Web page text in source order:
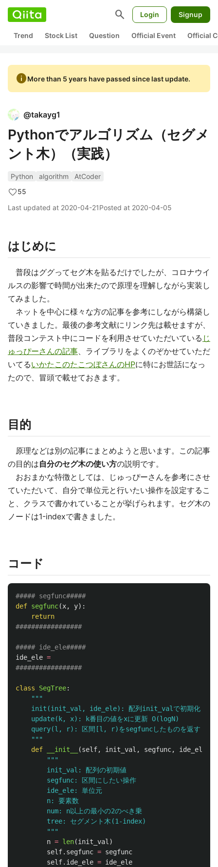
search Login Signup
Trend Stock List Question Official Event Official
infoMore than 5 years have passed since last update.
@takayg1
Pythonでアルゴリズム（セグメ
ント木）（実践）
Python algorithm
AtCoder
55
Last updated at 2020-04-21Posted at 2020-04-05
はじめに
普段はググってセグ木を貼るだけでしたが、コロナウイ
ルスの影響で時間が出来たので原理を理解しながら実装し
てみました。
ネットを中心に様々な方の記事を参考にしながら構築し
ていきました。最後の参考文献にリンク先は載せますが、
普段コンテスト中にコードを利用させていただいている じ
ゅっぴーさんの記事、ライブラリをよくのぞかせていただ
いてるいかたこのたこつぼさんのHPに特にお世話になっ
たので、冒頭で載せておきます。
目的
原理などは別の記事にまとめようと思います。この記事
の目的は自分のセグ木の使い方の説明です。
おおまかな特徴としては、じゅっぴーさんを参考にさせ
ていただいて、自分で単位元と行いたい操作を設定するこ
と、クラスで書かれていることが挙げられます。セグ木の
ノードは1-indexで書きました。
コード
def segfunc(x, y):
return
ide_ele =
class SegTree:
"""
init(init_val, ide_ele): 配列init_valで初期化
    update(k, x): k番目の値をxに更新 O(logN)
query(l, r): 区間[l, r)をsegfuncしたものを返す
"""
def
__init__ (self, init_val , segfunc, ide_ele
"""
        init_val: 配列の初期値
        segfunc: 区間にしたい操作
        ide_ele: 単位元
        n: 要素数
        num: n以上の最小の2のべき乗
        tree: セグメント木(1-index)
"""
n = len(init_val )
self. segfunc = segfunc
self. ide_ele = ide_ele